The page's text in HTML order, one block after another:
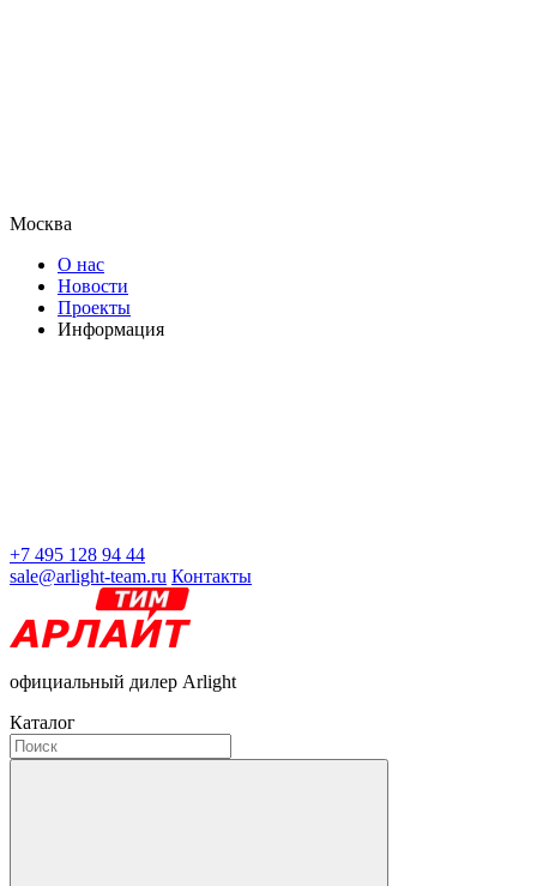
Москва
О нас
Новости
Проекты
Информация
+7 495 128 94 44
sale@arlight-team.ru Контакты
официальный дилер Arlight
Каталог